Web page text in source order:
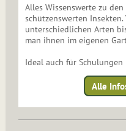
Alles Wissenswerte zu
schützenswerten Insekten.
unterschiedlichen Arten
man ihnen im eigenen
Ideal auch für Schulungen
Alle